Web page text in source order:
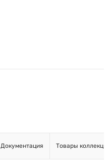
Документация Товары коллекции